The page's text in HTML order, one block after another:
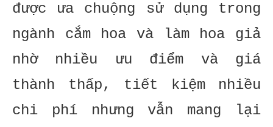
được ưa chuộng sử dụng trong
ngành cắm hoa và làm hoa giả
nhờ nhiều ưu điểm và giá
thành thấp, tiết kiệm nhiều
chi phí nhưng vẫn mang lại